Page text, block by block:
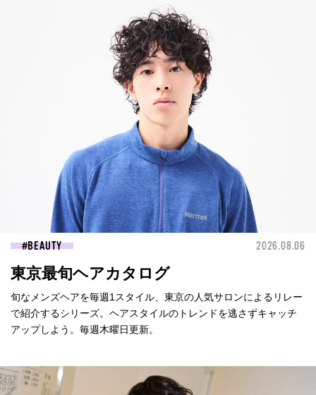
BEAUTY 2026.08.06
東京最旬ヘアカタログ
旬なメンズヘアを毎週1スタイル、東京の人気サロンによるリレー
で紹介するシリーズ。ヘアスタイルのトレンドを逃さずキャッチ
アップしよう。毎週木曜日更新。